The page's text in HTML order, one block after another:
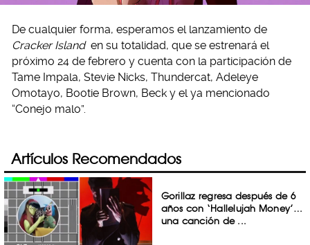
De cualquier forma, esperamos el lanzamiento de
Cracker Island en su totalidad, que se estrenará el
próximo 24 de febrero y cuenta con la participación de
Tame Impala, Stevie Nicks, Thundercat, Adeleye
Omotayo, Bootie Brown, Beck y el ya mencionado
“Conejo malo”.
Artículos Recomendados
Gorillaz regresa después de 6
años con ‘Hallelujah Money’…
una canción de ...